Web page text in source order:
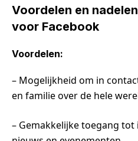
Voordelen en
voor Facebook
Voordelen:
– Mogelijkheid om in
en familie over de hele
– Gemakkelijke toegang